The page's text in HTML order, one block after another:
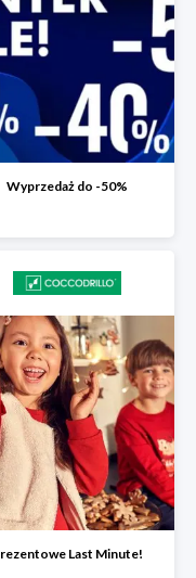
Wyprzedaż do -50%
Last Minute!